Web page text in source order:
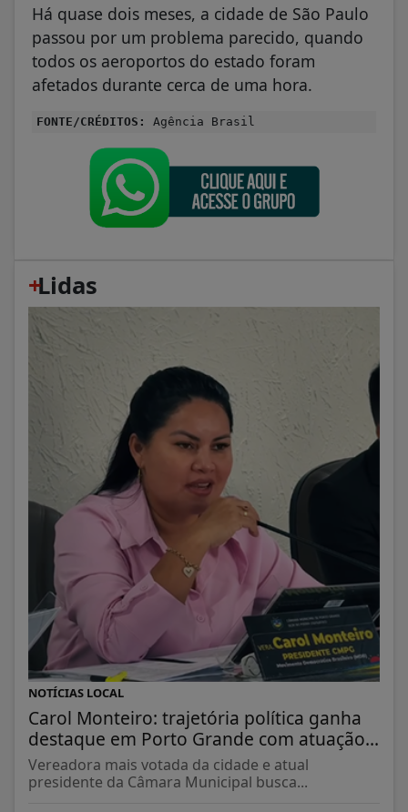
Há quase dois meses, a cidade de São Paulo
passou por um problema parecido, quando
todos os aeroportos do estado foram
afetados durante cerca de uma hora.
FONTE/CRÉDITOS: Agência Brasil
+
Lidas
NOTÍCIAS LOCAL
Carol Monteiro: trajetória política ganha
destaque em Porto Grande com atuação...
Vereadora mais votada da cidade e atual
presidente da Câmara Municipal busca...